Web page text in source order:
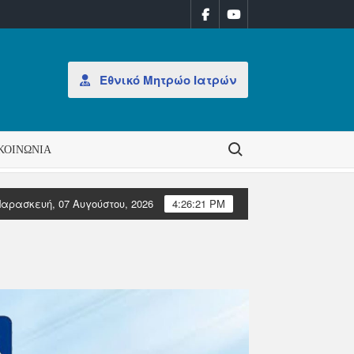
Εθνικό Μητρώο Ιατρών
Search for:
ΑΝΑΚΟΙΝΩΣΗ: Έκδοση Αδειών Άσκησης Επαγγέλματος
07 Αυγούστου, 2026 4:26:21 PM